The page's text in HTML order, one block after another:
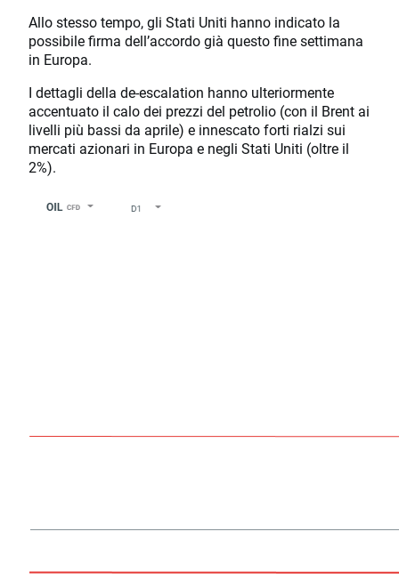
Allo stesso tempo, gli Stati Uniti hanno indicato la
possibile firma dell’accordo già questo fine settimana
in Europa.
I dettagli della de-escalation hanno ulteriormente
accentuato il calo dei prezzi del petrolio (con il Brent ai
livelli più bassi da aprile) e innescato forti rialzi sui
mercati azionari in Europa e negli Stati Uniti (oltre il
2%).